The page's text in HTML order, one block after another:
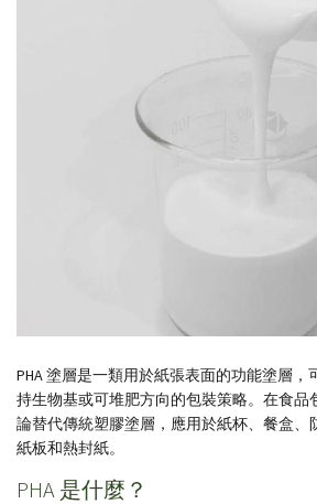
PHA 塗層是一類用於紙張表面的功能塗層，
持生物基或可堆肥方向的包裝策略。在食品
論替代傳統塑膠塗層，應用於紙杯、餐盒、
紙板和熱封紙。
PHA 是什麼？